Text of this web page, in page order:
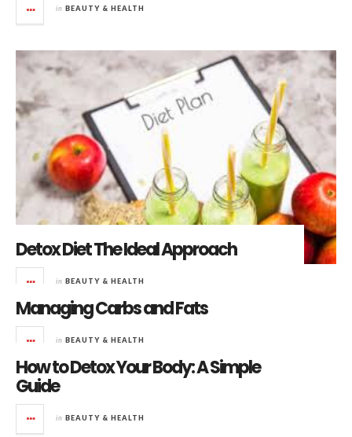
in BEAUTY & HEALTH
Detox Diet The Ideal Approach
in BEAUTY & HEALTH
Managing Carbs and Fats
in BEAUTY & HEALTH
How to Detox Your Body: A Simple
Guide
in BEAUTY & HEALTH